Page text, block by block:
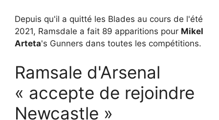
Depuis qu'il a quitté les Blades au cours de l'été
2021, Ramsdale a fait 89 apparitions pour Mikel
Arteta's Gunners dans toutes les compétitions.
Ramsale d'Arsenal
« accepte de rejoindre
Newcastle »